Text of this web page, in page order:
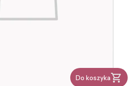
Do koszyka